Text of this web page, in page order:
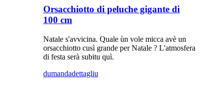
Orsacchiotto di peluche gigante di
100 cm
Natale s'avvicina. Quale ùn vole micca avè un
orsacchiotto cusì grande per Natale ? L'atmosfera
di festa serà subitu quì.
dumandadettagliu